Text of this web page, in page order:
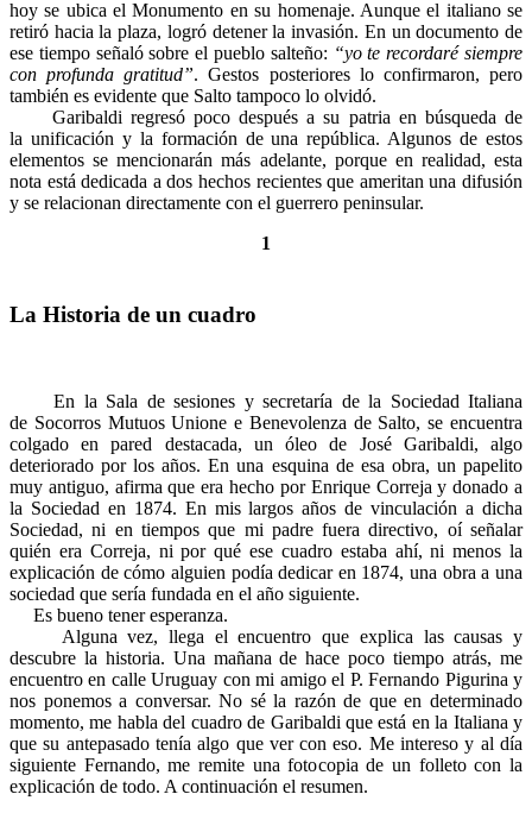
hoy se ubica el Monumento en su homenaje. Aunque el italiano se
retiró hacia la plaza, logró detener la invasión. En un documento de
ese tiempo señaló sobre el pueblo salteño: “yo te recordaré siempre
con profunda gratitud”. Gestos posteriores lo confirmaron, pero
también es evidente que Salto tampoco lo olvidó.
Garibaldi regresó poco después a su patria en búsqueda de
la unificación y la formación de una república. Algunos de estos
elementos se mencionarán más adelante, porque en realidad, esta
nota está dedicada a dos hechos recientes que ameritan una difusión
y se relacionan directamente con el guerrero peninsular.
1
La Historia de un cuadro
En la Sala de sesiones y secretaría de la Sociedad Italiana
de Socorros Mutuos Unione e Benevolenza de Salto, se encuentra
colgado en pared destacada, un óleo de José Garibaldi, algo
deteriorado por los años. En una esquina de esa obra, un papelito
muy antiguo, afirma que era hecho por Enrique Correja y donado a
la Sociedad en 1874. En mis largos años de vinculación a dicha
Sociedad, ni en tiempos que mi padre fuera directivo, oí señalar
quién era Correja, ni por qué ese cuadro estaba ahí, ni menos la
explicación de cómo alguien podía dedicar en 1874, una obra a una
sociedad que sería fundada en el año siguiente.
Es bueno tener esperanza.
Alguna vez, llega el encuentro que explica las causas y
descubre la historia. Una mañana de hace poco tiempo atrás, me
encuentro en calle Uruguay con mi amigo el P. Fernando Pigurina y
nos ponemos a conversar. No sé la razón de que en determinado
momento, me habla del cuadro de Garibaldi que está en la Italiana y
que su antepasado tenía algo que ver con eso. Me intereso y al día
siguiente Fernando, me remite una fotocopia de un folleto con la
explicación de todo. A continuación el resumen.